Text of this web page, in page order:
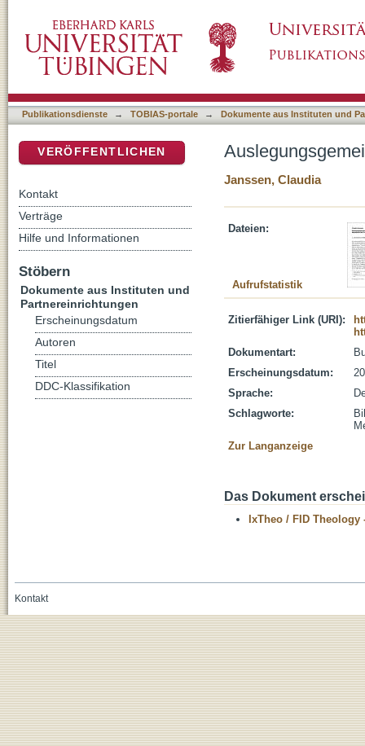
Publikationsdienste → TOBIAS-portale → Dokumente aus Instituten und
Janssen, Claudia
Dateien:
Aufrufstatistik
Zitierfähiger Link (URI):
Dokumentart:
Erscheinungsdatum:
Sprache:
Schlagworte:
Zur Langanzeige
Das Dokument
IxTheo / FID Theology
VERÖFFENTLICHEN
Kontakt
Verträge
Hilfe und Informationen
Stöbern
Dokumente aus Instituten und
Partnereinrichtungen
Erscheinungsdatum
Autoren
Titel
DDC-Klassifikation
Kontakt